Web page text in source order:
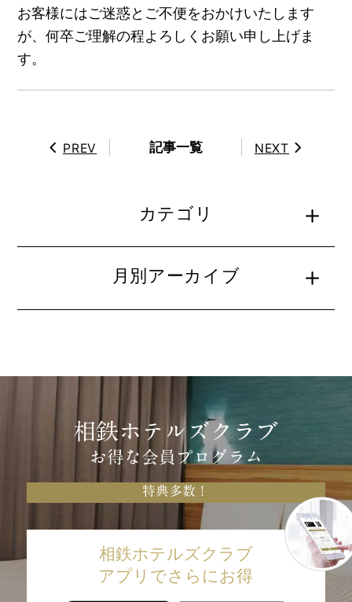
お客様にはご迷惑とご不便をおかけいたします
が、何卒ご理解の程よろしくお願い申し上げま
す。
PREV 記事一覧 NEXT
カテゴリ
月別アーカイブ
相鉄ホテルズクラブ
お得な会員プログラム
特典多数！
相鉄ホテルズクラブ
アプリでさらにお得